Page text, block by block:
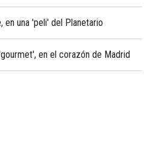
en una 'peli' del Planetario
en el corazón de Madrid